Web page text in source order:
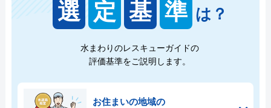
選 定 基 準 は？
水まわりのレスキューガイドの
評価基準をご説明します。
お住まいの地域の